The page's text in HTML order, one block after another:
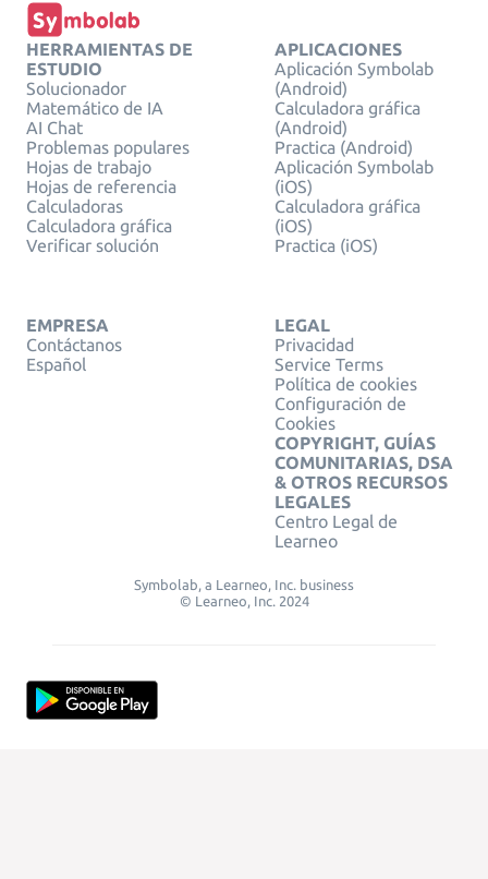
HERRAMIENTAS DE
ESTUDIO
Solucionador
Matemático de IA
AI Chat
Problemas populares
Hojas de trabajo
Hojas de referencia
Calculadoras
Calculadora gráfica
Verificar solución
APLICACIONES
Aplicación Symbolab
(Android)
Calculadora gráfica
(Android)
Practica (Android)
Aplicación Symbolab
(iOS)
Calculadora gráfica
(iOS)
Practica (iOS)
EMPRESA
Contáctanos
Español
LEGAL
Privacidad
Service Terms
Política de cookies
Configuración de
Cookies
COPYRIGHT, GUÍAS
COMUNITARIAS, DSA
& OTROS RECURSOS
LEGALES
Centro Legal de
Learneo
Symbolab, a Learneo, Inc. business
© Learneo, Inc. 2024